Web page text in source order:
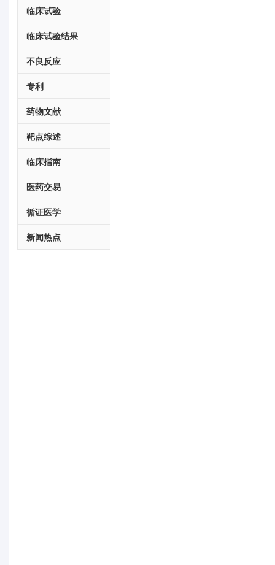
临床试验
临床试验结果
不良反应
专利
药物文献
靶点综述
临床指南
医药交易
循证医学
新闻热点